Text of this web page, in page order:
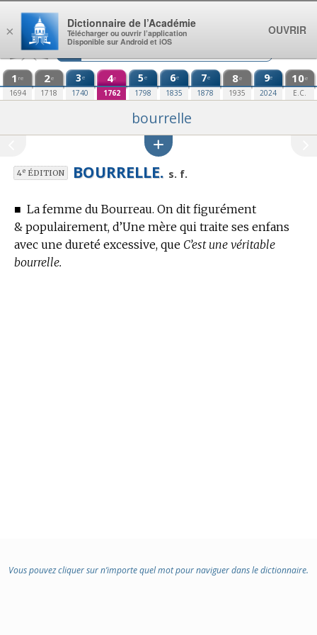
Aller au contenu
1 re
1694
2e
1718
3e
1740
4e
1762
5e
1798
6e
1835
7e
1878
8e
1935
9e
2024
10e
E.C.
bourrelle
4eÉDITION BOURRELLE. s. f.
■ La femme du Bourreau. On dit figurément
& populairement, d’Une mère qui traite ses enfans
avec une dureté excessive, que C’est une véritable
bourrelle.
Vous pouvez cliquer sur n’importe quel mot pour naviguer dans le dictionnaire.
×
Dictionnaire de l’Académie
Télécharger ou ouvrir l’application
Disponible sur Android et iOS
OUVRIR